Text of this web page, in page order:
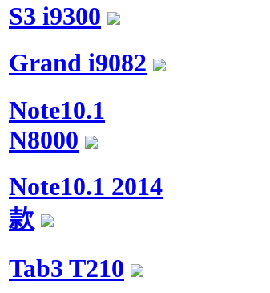
S3 i9300
Grand i9082
Note10.1
N8000
Note10.1 2014
款
Tab3 T210